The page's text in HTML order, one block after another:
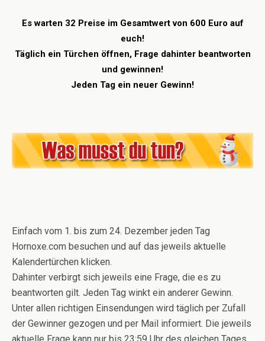
Es warten 32 Preise im Gesamtwert von 600 Euro auf
euch!
Täglich ein Türchen öffnen, Frage dahinter beantworten
und gewinnen!
Jeden Tag ein neuer Gewinn!
Einfach vom 1. bis zum 24. Dezember jeden Tag
Hornoxe.com besuchen und auf das jeweils aktuelle
Kalendertürchen klicken.
Dahinter verbirgt sich jeweils eine Frage, die es zu
beantworten gilt. Jeden Tag winkt ein anderer Gewinn.
Unter allen richtigen Einsendungen wird täglich per Zufall
der Gewinner gezogen und per Mail informiert. Die jeweils
aktuelle Frage kann nur bis 23:59 Uhr des gleichen Tages